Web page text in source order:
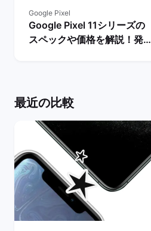
Google Pixel
Google Pixel 11シリーズの
スペックや価格を解説！発売
最近の比較